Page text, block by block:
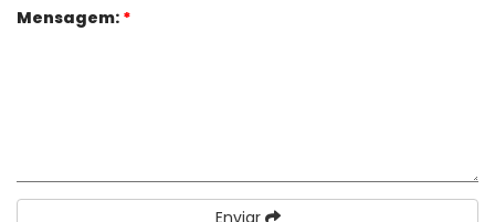
Mensagem: *
Enviar